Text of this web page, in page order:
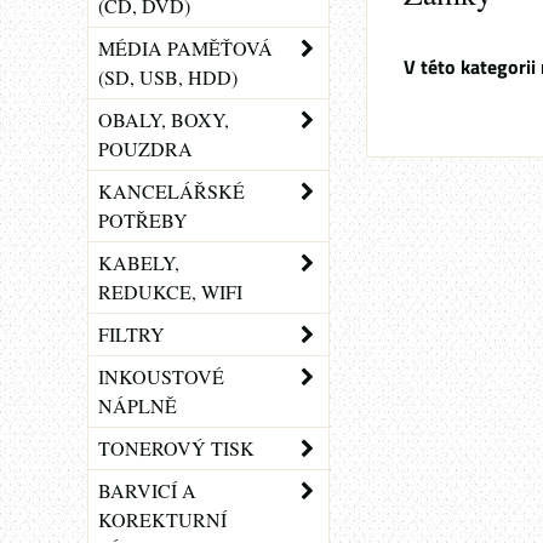
(CD, DVD)
MÉDIA PAMĚŤOVÁ
(SD, USB, HDD)
OBALY, BOXY,
POUZDRA
KANCELÁŘSKÉ
POTŘEBY
KABELY,
REDUKCE, WIFI
FILTRY
INKOUSTOVÉ
NÁPLNĚ
TONEROVÝ TISK
BARVICÍ A
KOREKTURNÍ